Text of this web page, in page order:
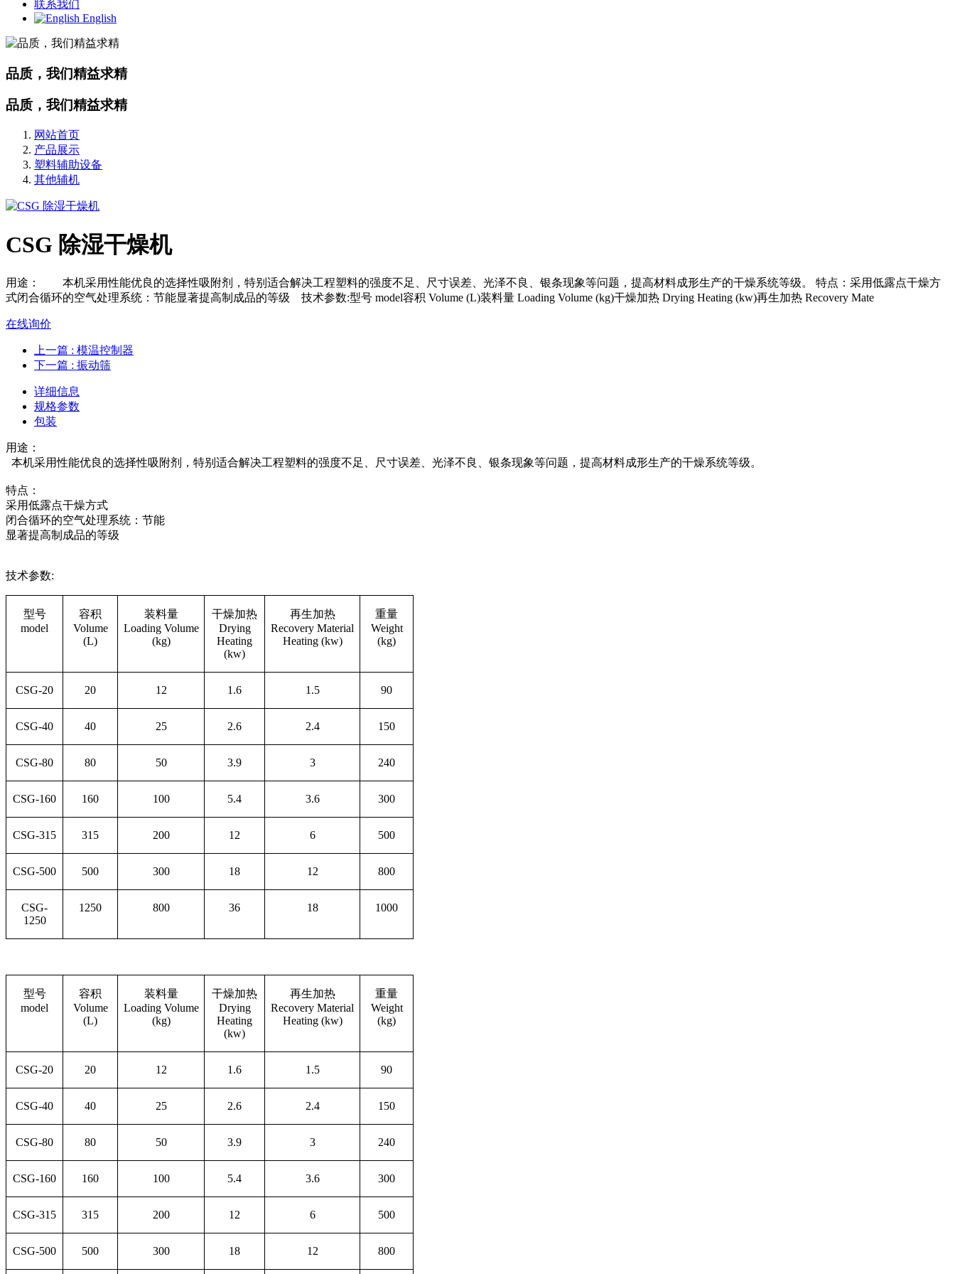
联系我们
English
品质，我们精益求精
品质，我们精益求精
网站首页
产品展示
塑料辅助设备
其他辅机
CSG 除湿干燥机
用途： 本机采用性能优良的选择性吸附剂，特别适合解决工程塑料的强度不足、尺寸误差、光泽不良、银条现象等问题，提高材料成形生产的干燥系统等级。 特点：采用低露点干燥方
式闭合循环的空气处理系统：节能显著提高制成品的等级 技术参数:型号 model容积 Volume (L)装料量 Loading Volume (kg)干燥加热 Drying Heating (kw)再生加热 Recovery Mate
在线询价
上一篇 : 模温控制器
下一篇 : 振动筛
详细信息
规格参数
包装
用途：
本机采用性能优良的选择性吸附剂，特别适合解决工程塑料的强度不足、尺寸误差、光泽不良、银条现象等问题，提高材料成形生产的干燥系统等级。
特点：
采用低露点干燥方式
闭合循环的空气处理系统：节能
显著提高制成品的等级
技术参数:
型号
model
容积
Volume
(L)
装料量
Loading Volume
(kg)
干燥加热
Drying
Heating
(kw)
再生加热
Recovery Material
Heating (kw)
重量
Weight
(kg)
CSG-20 20 12 1.6 1.5 90
CSG-40 40 25 2.6 2.4 150
CSG-80 80 50 3.9 3 240
CSG-160 160 100 5.4 3.6 300
CSG-315 315 200 12 6 500
CSG-500 500 300 18 12 800
CSG-
1250
1250 800 36 18 1000
型号
model
容积
Volume
(L)
装料量
Loading Volume
(kg)
干燥加热
Drying
Heating
(kw)
再生加热
Recovery Material
Heating (kw)
重量
Weight
(kg)
CSG-20 20 12 1.6 1.5 90
CSG-40 40 25 2.6 2.4 150
CSG-80 80 50 3.9 3 240
CSG-160 160 100 5.4 3.6 300
CSG-315 315 200 12 6 500
CSG-500 500 300 18 12 800